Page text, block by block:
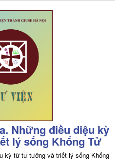
Những điều diệu kỳ
lý sống Khổng Tử
kỳ từ tư tưởng và triết lý sống Khổng